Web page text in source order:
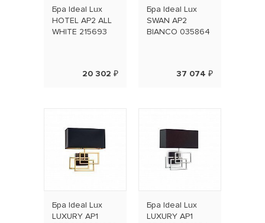
Бра Ideal Lux
HOTEL AP2 ALL
WHITE 215693
20 302 ₽
Бра Ideal Lux
SWAN AP2
BIANCO 035864
37 074 ₽
Бра Ideal Lux
LUXURY AP1
Бра Ideal Lux
LUXURY AP1